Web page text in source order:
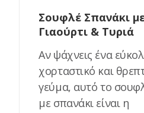
Σουφλέ Σπανάκι
Γιαούρτι & Τυριά
Αν ψάχνεις ένα
χορταστικό και
γεύμα, αυτό το
με σπανάκι είναι η